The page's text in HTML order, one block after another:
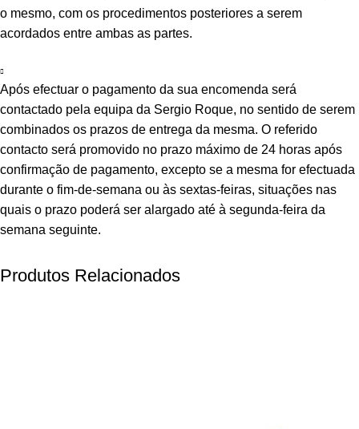
o mesmo, com os procedimentos posteriores a serem
acordados entre ambas as partes.
Após efectuar o pagamento da sua encomenda será
contactado pela equipa da Sergio Roque, no sentido de serem
combinados os prazos de entrega da mesma. O referido
contacto será promovido no prazo máximo de 24 horas após
confirmação de pagamento, excepto se a mesma for efectuada
durante o fim-de-semana ou às sextas-feiras, situações nas
quais o prazo poderá ser alargado até à segunda-feira da
semana seguinte.
Produtos Relacionados